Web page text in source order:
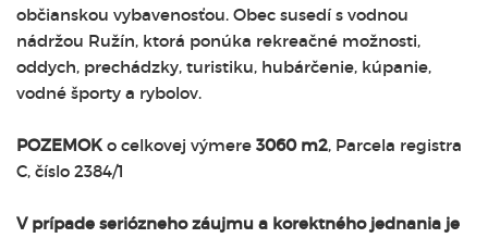
občianskou vybavenosťou. Obec susedí s vodnou
nádržou Ružín, ktorá ponúka rekreačné možnosti,
oddych, prechádzky, turistiku, hubárčenie, kúpanie,
vodné športy a rybolov.
POZEMOKo celkovej výmere 3060 m2, Parcela registra
C, číslo 2384/1
V prípade seriózneho záujmu a korektného jednania je